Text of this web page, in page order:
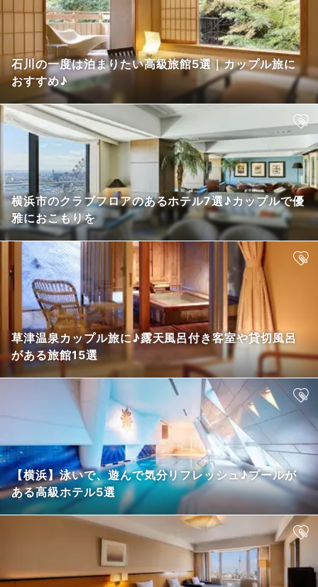
石川の一度は泊まりたい高級旅館5選｜カップル旅に
おすすめ♪
横浜市のクラブフロアのあるホテル7選♪カップルで優
雅におこもりを
草津温泉カップル旅に♪露天風呂付き客室や貸切風呂
がある旅館15選
【横浜】泳いで、遊んで気分リフレッシュ♪プールが
ある高級ホテル5選